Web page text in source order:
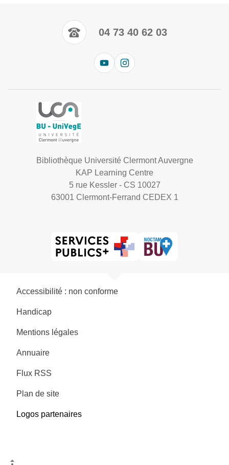
04 73 40 62 03
Bibliothèque Université Clermont Auvergne
KAP Learning Centre
5 rue Kessler - CS 10027
63001 Clermont-Ferrand CEDEX 1
Accessibilité : non conforme
Handicap
Mentions légales
Annuaire
Flux RSS
Plan de site
Logos partenaires